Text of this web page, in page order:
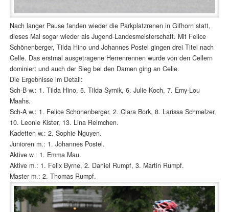
Nach langer Pause fanden wieder die Parkplatzrenen in Gifhorn statt,
dieses Mal sogar wieder als Jugend-Landesmeisterschaft. Mit Felice
Schönenberger, Tilda Hino und Johannes Postel gingen drei Titel nach
Celle. Das erstmal ausgetragene Herrenrennen wurde von den Cellern
dominiert und auch der Sieg bei den Damen ging an Celle.
Die Ergebnisse im Detail:
Sch-B w.: 1. Tilda Hino, 5. Tilda Syrnik, 6. Julie Koch, 7. Emy-Lou
Maahs.
Sch-A w.: 1. Felice Schönenberger, 2. Clara Bork, 8. Larissa Schmelzer,
10. Leonie Kister, 13. Lina Reimchen.
Kadetten w.: 2. Sophie Nguyen.
Junioren m.: 1. Johannes Postel.
Aktive w.: 1. Emma Mau.
Aktive m.: 1. Felix Byrne, 2. Daniel Rumpf, 3. Martin Rumpf.
Master m.: 2. Thomas Rumpf.